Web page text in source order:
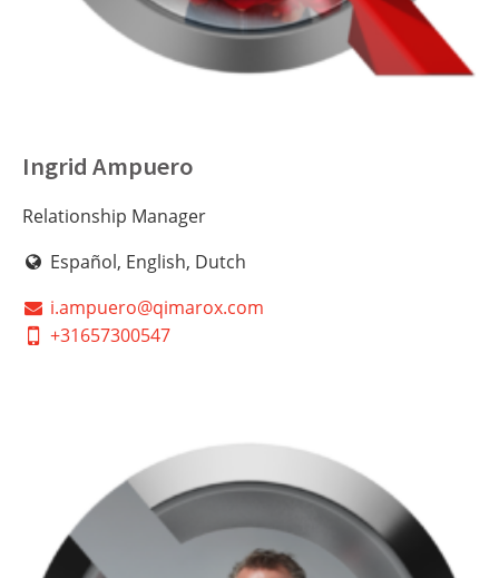
Ingrid Ampuero
Relationship Manager
Español, English, Dutch
i.ampuero@qimarox.com
+31657300547